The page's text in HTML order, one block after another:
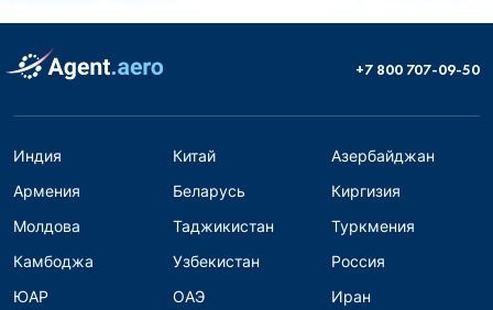
+7 800 707-09-50
Индия Китай
Азербайджан
Армения
Беларусь
Киргизия
Молдова
Таджикистан
Туркмения
Камбоджа
Узбекистан
Россия
ЮАР
ОАЭ
Иран